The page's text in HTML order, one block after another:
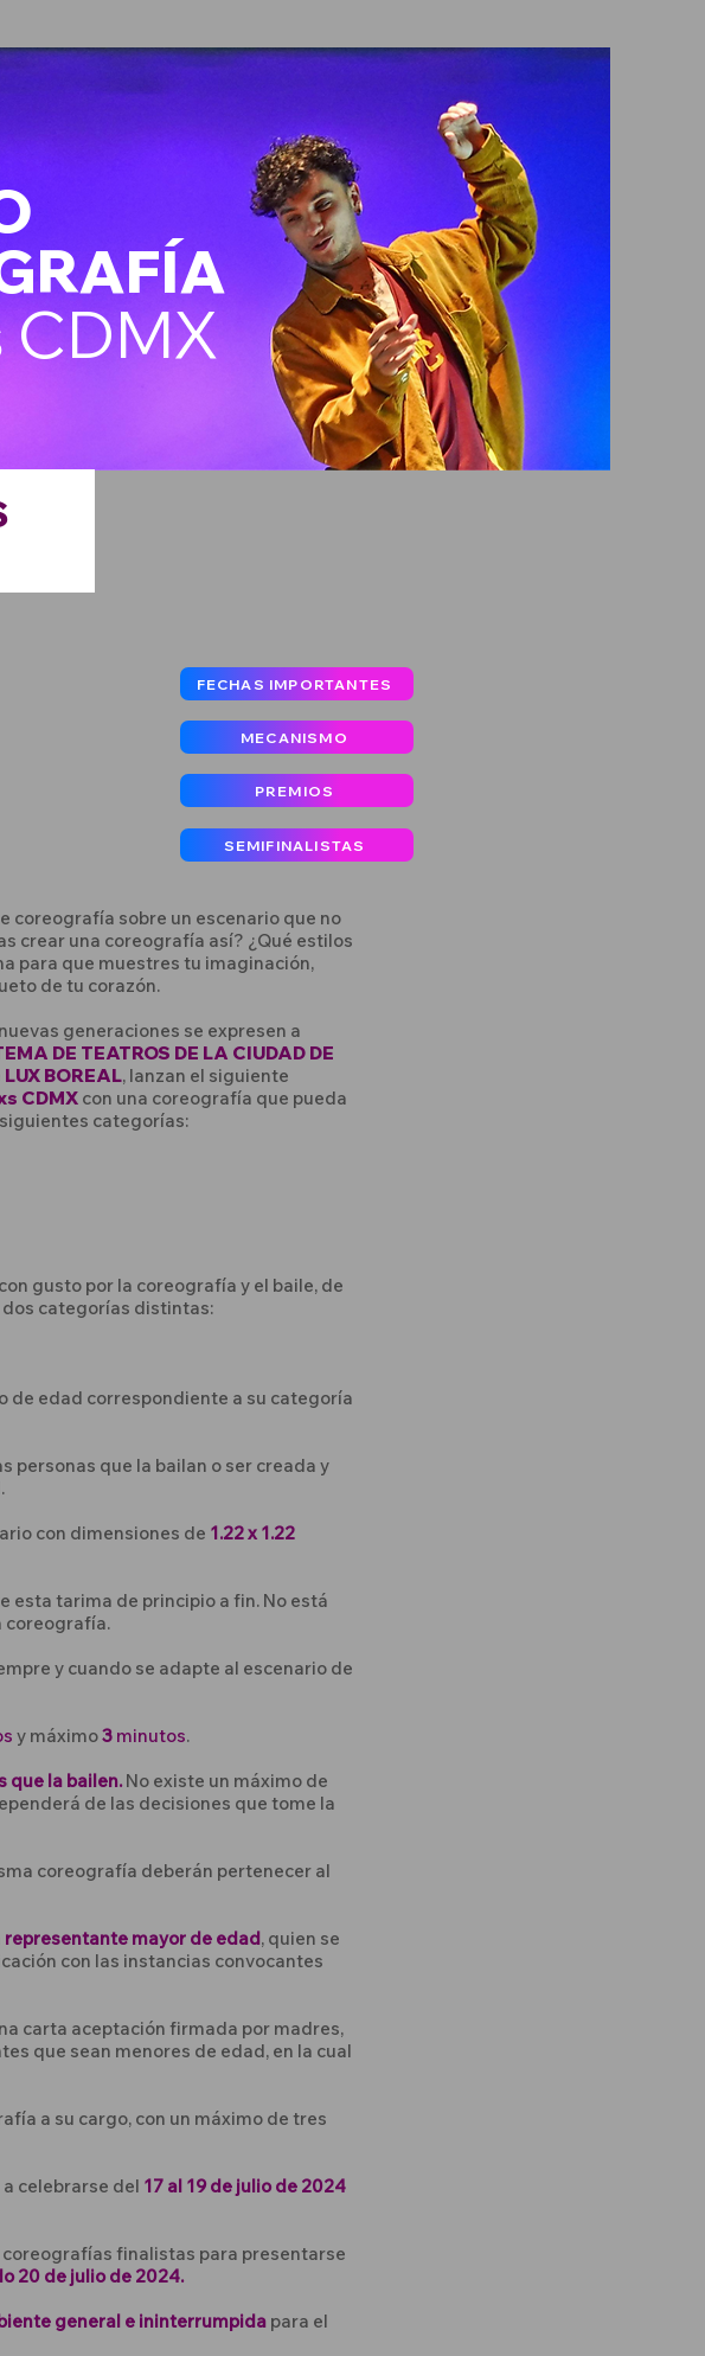
CDMX
FECHAS IMPORTANTES
MECANISMO
PREMIOS
SEMIFINALISTAS
coreografía sobre un escenario que no
crear una coreografía así? ¿Qué estilos
para que muestres tu imaginación,
de tu corazón.
generaciones se expresen a
DE TEATROS DE LA CIUDAD DE
LUX BOREAL, lanzan el siguiente
CDMX con una coreografía que pueda
categorías:
gusto por la coreografía y el baile, de
dos categorías distintas:
de edad correspondiente a su categoría
personas que la bailan o ser creada y
con dimensiones de 1.22 x 1.22
esta tarima de principio a fin. No está
coreografía.
y cuando se adapte al escenario de
y máximo3 minutos.
que la bailen.No existe un máximo de
de las decisiones que tome la
coreografía deberán pertenecer al
representante mayor de edad, quien se
con las instancias convocantes
carta aceptación firmada por madres,
que sean menores de edad, en la cual
a su cargo, con un máximo de tres
celebrarse del 17 al 19 de julio de 2024
finalistas para presentarse
20 de julio de 2024.
general e ininterrumpida para el